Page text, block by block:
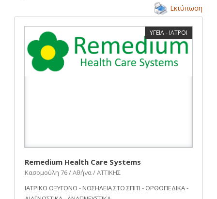
Εκτύπωση
ΥΓΕΙΑ - ΙΑΤΡΟΙ
Remedium Health Care Systems
Κασομούλη 76 / Αθήνα / ΑΤΤΙΚΗΣ
ΙΑΤΡΙΚΟ ΟΞΥΓΟΝΟ - ΝΟΣΗΛΕΙΑ ΣΤΟ ΣΠΙΤΙ - ΟΡΘΟΠΕΔΙΚΑ -